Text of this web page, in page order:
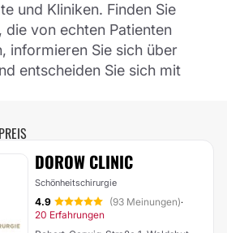
und Kliniken. Finden Sie
die von echten Patienten
informieren Sie sich über
entscheiden Sie sich mit
PREIS
DOROW CLINIC
Schönheitschirurgie
4.9 (93 Meinungen)·
20 Erfahrungen